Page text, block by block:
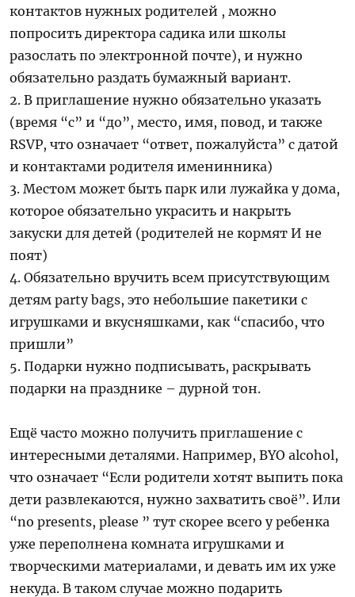
контактов нужных родителей , можно
попросить директора садика или школы
разослать по электронной почте), и нужно
обязательно раздать бумажный вариант.
2. В приглашение нужно обязательно указать
(время “с” и “до”, место, имя, повод, и также
RSVP, что означает “ответ, пожалуйста” с датой
и контактами родителя именинника)
3. Местом может быть парк или лужайка у дома,
которое обязательно украсить и накрыть
закуски для детей (родителей не кормят И не
поят)
4. Обязательно вручить всем присутствующим
детям party bags, это небольшие пакетики с
игрушками и вкусняшками, как “спасибо, что
пришли”
5. Подарки нужно подписывать, раскрывать
подарки на празднике – дурной тон.
Ещё часто можно получить приглашение с
интересными деталями. Например, BYO alcohol,
что означает “Если родители хотят выпить пока
дети развлекаются, нужно захватить своё”. Или
“no presents, please ” тут скорее всего у ребенка
уже переполнена комната игрушками и
творческими материалами, и девать им их уже
некуда. В таком случае можно подарить